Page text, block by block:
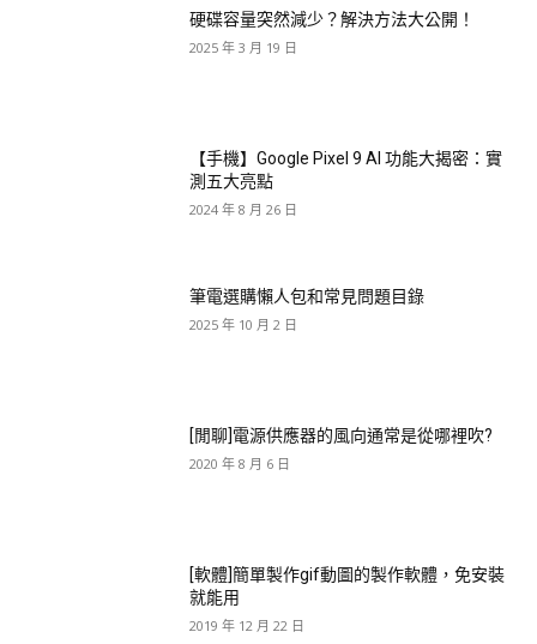
硬碟容量突然減少？解決方法大公開！
2025 年 3 月 19 日
【手機】Google Pixel 9 AI 功能大揭密：實
測五大亮點
2024 年 8 月 26 日
筆電選購懶人包和常見問題目錄
2025 年 10 月 2 日
[閒聊]電源供應器的風向通常是從哪裡吹?
2020 年 8 月 6 日
[軟體]簡單製作gif動圖的製作軟體，免安裝
就能用
2019 年 12 月 22 日